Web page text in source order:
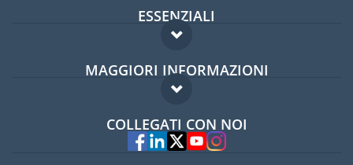
ESSENZIALI
Forum per expat
Guida per expat
MAGGIORI INFORMAZIONI
Domande frequenti
Esperti
COLLEGATI CON NOI